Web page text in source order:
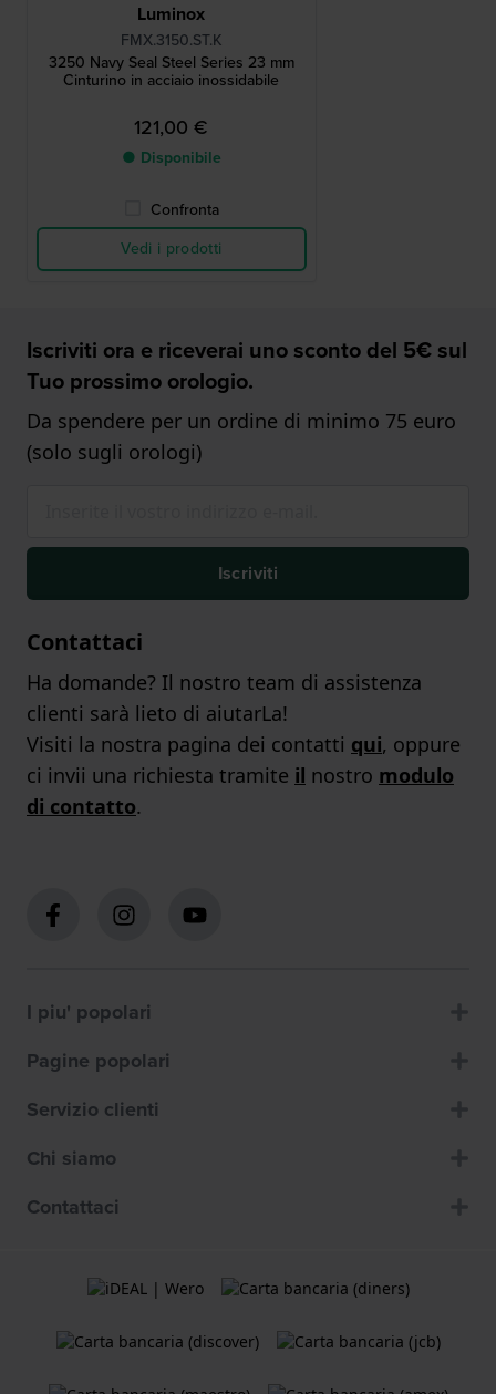
Luminox
FMX.3150.ST.K
3250 Navy Seal Steel Series 23 mm
Cinturino in acciaio inossidabile
121,00 €
● Disponibile
Confronta
Vedi i prodotti
Iscriviti ora e riceverai uno sconto del 5€ sul
Tuo prossimo orologio.
Da spendere per un ordine di minimo 75 euro
(solo sugli orologi)
Iscriviti
Contattaci
Ha domande? Il nostro team di assistenza
clienti sarà lieto di aiutarLa!
Visiti la nostra pagina dei contatti qui, oppure
ci invii una richiesta tramite il nostro modulo
di contatto.
I piu' popolari
Pagine popolari
Servizio clienti
Chi siamo
Contattaci